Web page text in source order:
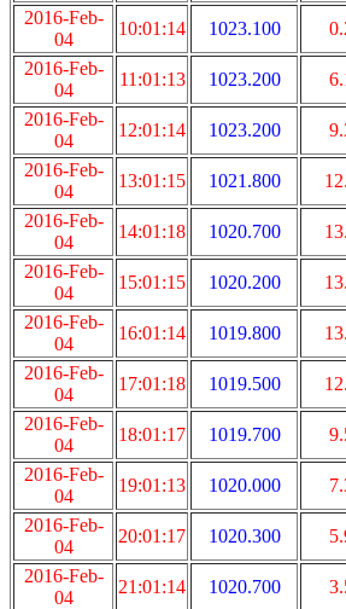
2016-Feb-
04
10:01:14 1023.100
2016-Feb-
04
11:01:13 1023.200
2016-Feb-
04
12:01:14 1023.200
2016-Feb-
04
13:01:15 1021.800
2016-Feb-
04
14:01:18 1020.700
2016-Feb-
04
15:01:15 1020.200
2016-Feb-
04
16:01:14 1019.800
2016-Feb-
04
17:01:18 1019.500
2016-Feb-
04
18:01:17 1019.700
2016-Feb-
04
19:01:13 1020.000
2016-Feb-
04
20:01:17 1020.300
2016-Feb-
04
21:01:14 1020.700